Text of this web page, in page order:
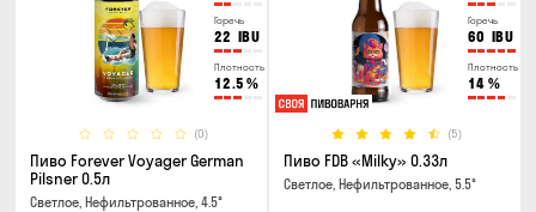
Горечь
22 IBU
Плотность
12.5 %
(0)
Пиво Forever Voyager German
Pilsner 0.5л
Светлое, Нефильтрованное, 4.5°
Горечь
60 IBU
Плотность
14 %
(5)
Пиво FDB «Milky» 0.33л
Светлое, Нефильтрованное, 5.5°